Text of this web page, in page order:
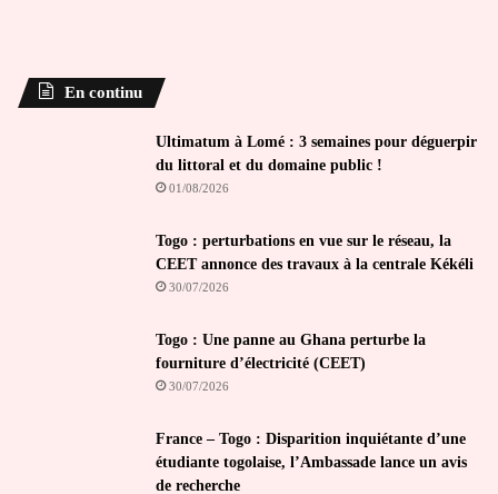
En continu
Ultimatum à Lomé : 3 semaines pour déguerpir
du littoral et du domaine public !
01/08/2026
Togo : perturbations en vue sur le réseau, la
CEET annonce des travaux à la centrale Kékéli
30/07/2026
Togo : Une panne au Ghana perturbe la
fourniture d’électricité (CEET)
30/07/2026
France – Togo : Disparition inquiétante d’une
étudiante togolaise, l’Ambassade lance un avis
de recherche